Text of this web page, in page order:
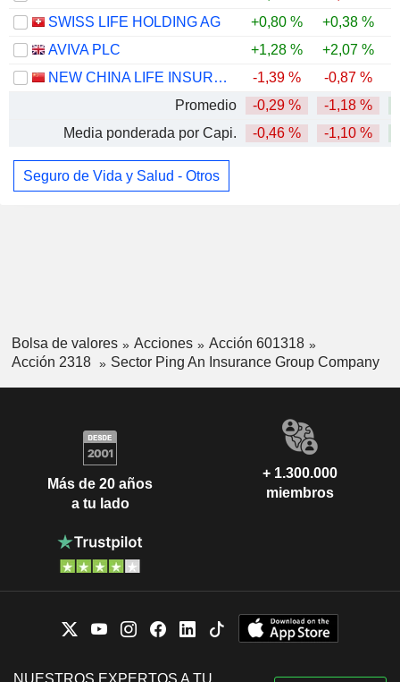
SWISS LIFE HOLDING AG
+0,80 % +0,38 %
AVIVA PLC
+1,28 % +2,07 %
NEW CHINA LIFE INSURANCE COMPANY LTD.
-1,39 % -0,87 %
Promedio
-0,29 % -1,18 %
Media ponderada por Capi.
-0,46 % -1,10 %
Seguro de Vida y Salud - Otros
Bolsa de valores Acciones
Acción 601318
Acción 2318
Sector Ping An Insurance Group Company
Más de 20 años
a tu lado
+ 1.300.000
miembros
NUESTROS EXPERTOS A TU